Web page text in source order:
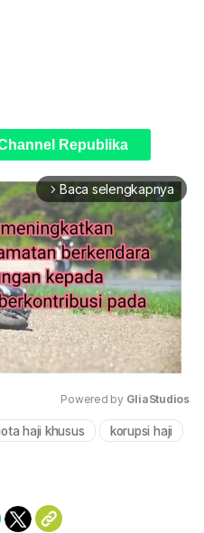
Republika
arrow_forward_ios Baca selengkapnya
Mute
Powered by GliaStudios
haji khusus korupsi haji